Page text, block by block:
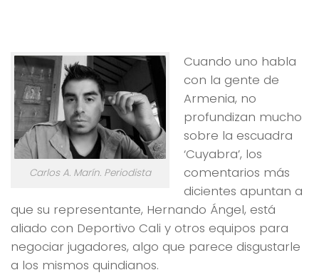
Carlos A. Marín. Periodista
Cuando uno habla
con la gente de
Armenia, no
profundizan mucho
sobre la escuadra
‘Cuyabra’, los
comentarios más
dicientes apuntan a
que su representante, Hernando Ángel, está
aliado con Deportivo Cali y otros equipos para
negociar jugadores, algo que parece disgustarle
a los mismos quindianos.